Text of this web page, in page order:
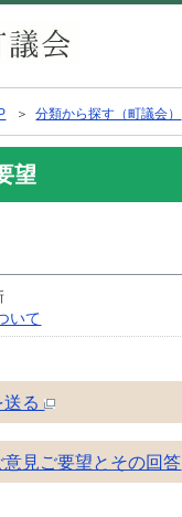
＞分類から探す（町議会）
望
いて
送る
意見ご要望とその回答